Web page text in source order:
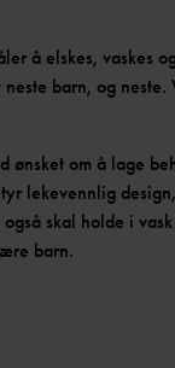
å elskes, vaskes
barn, og
ønsket om å lage
lekevennlig
også skal holde i
barn.